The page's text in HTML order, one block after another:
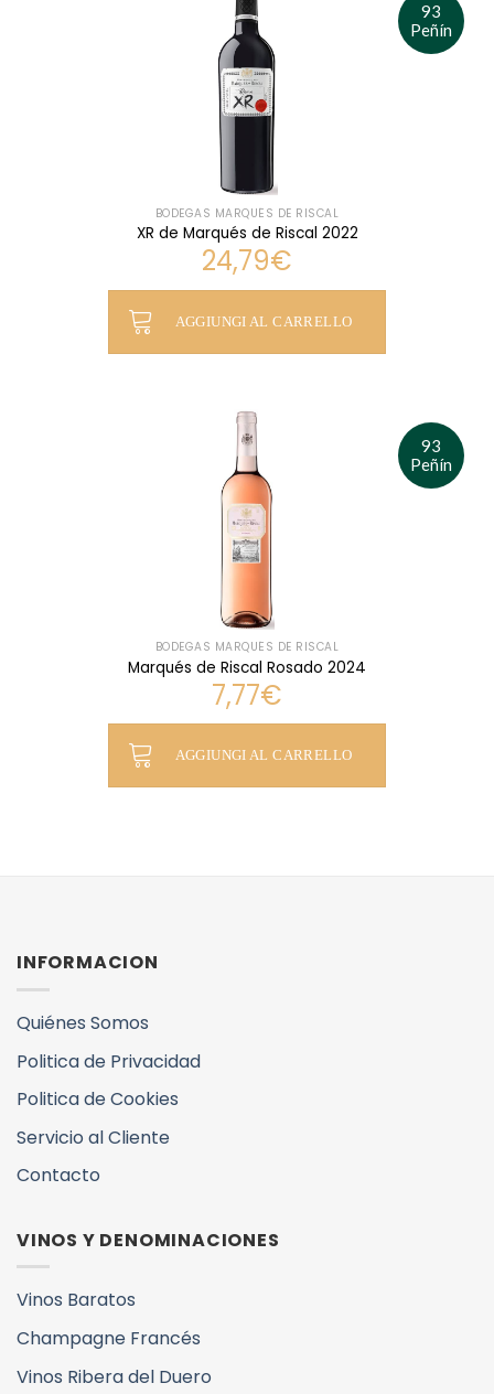
93
Peñín
BODEGAS MARQUÉS DE RISCAL
XR de Marqués de Riscal 2022
24,79€
AGGIUNGI AL CARRELLO
93
Peñín
BODEGAS MARQUÉS DE RISCAL
Marqués de Riscal Rosado 2024
7,77€
AGGIUNGI AL CARRELLO
INFORMACION
Quiénes Somos
Politica de Privacidad
Politica de Cookies
Servicio al Cliente
Contacto
VINOS Y DENOMINACIONES
Vinos Baratos
Champagne Francés
Vinos Ribera del Duero